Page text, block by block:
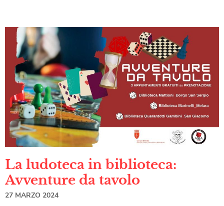
La ludoteca in biblioteca:
Avventure da tavolo
27 MARZO 2024